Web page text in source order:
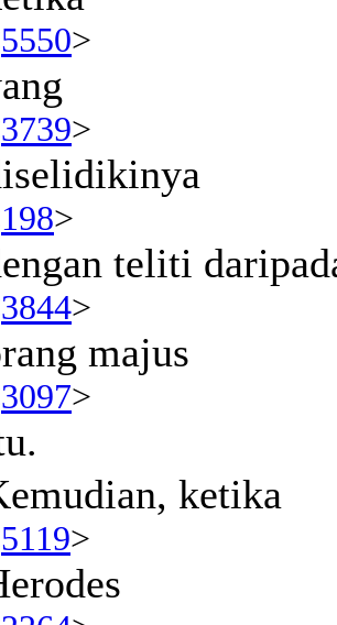
5550>
3739>
198>
teliti
3844>
majus
3097>
ketika
5119>